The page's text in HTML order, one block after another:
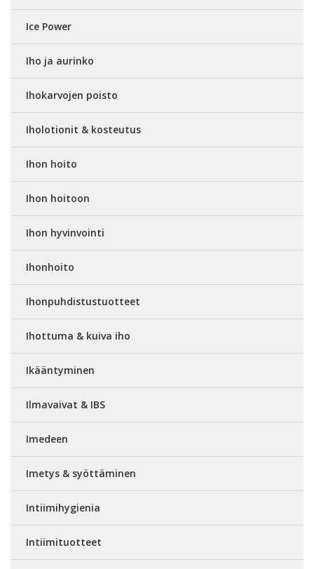
Ice Power
Iho ja aurinko
Ihokarvojen poisto
Iholotionit & kosteutus
Ihon hoito
Ihon hoitoon
Ihon hyvinvointi
Ihonhoito
Ihonpuhdistustuotteet
Ihottuma & kuiva iho
Ikääntyminen
Ilmavaivat & IBS
Imedeen
Imetys & syöttäminen
Intiimihygienia
Intiimituotteet